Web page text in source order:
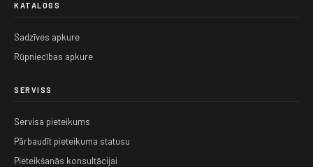
KATALOGS
Sadzīves apkure
Rūpniecības apkure
SERVISS
Servisa pieteikums
Pārbaudīt pieteikuma statusu
Pieteikšanās konsultācijai